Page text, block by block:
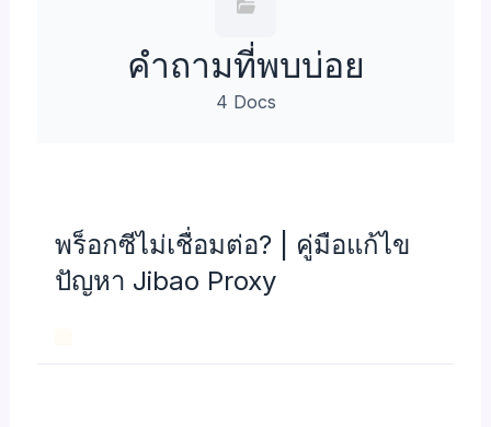
คำถามที่พบบ่อย
4 Docs
พร็อกซีไม่เชื่อมต่อ? | คู่มือแก้ไข
ปัญหา Jibao Proxy